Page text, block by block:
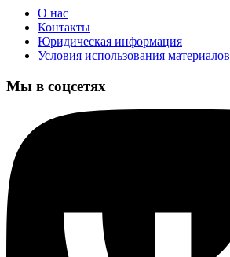
О нас
Контакты
Юридическая информация
Условия использования материалов
Мы в соцсетях